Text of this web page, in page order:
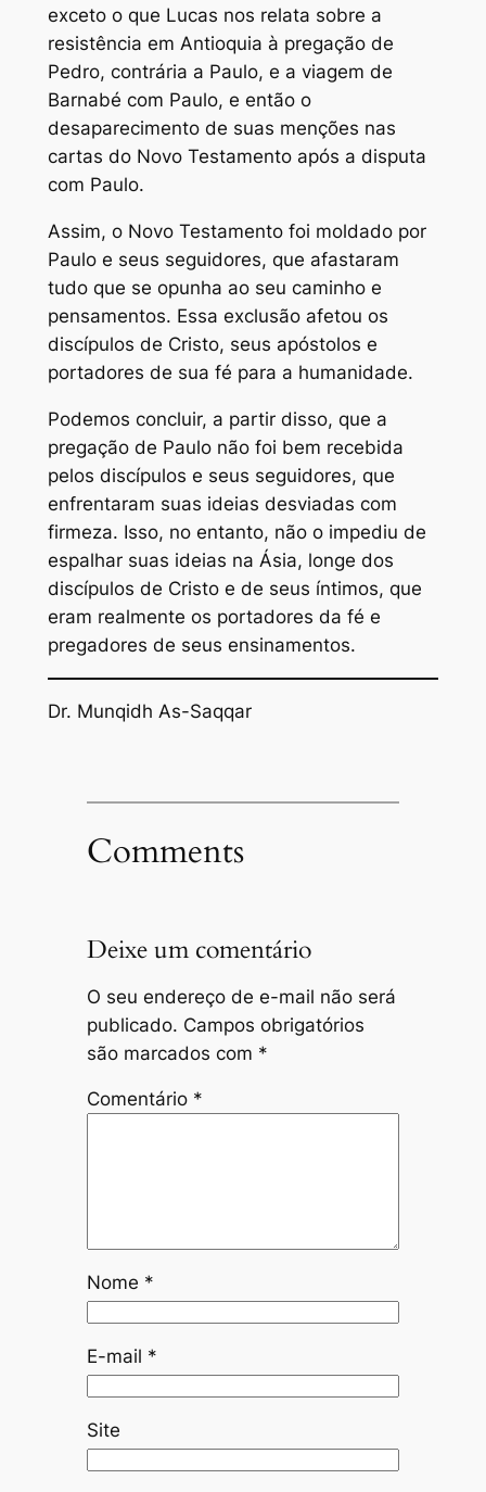
exceto o que Lucas nos relata sobre a
resistência em Antioquia à pregação de
Pedro, contrária a Paulo, e a viagem de
Barnabé com Paulo, e então o
desaparecimento de suas menções nas
cartas do Novo Testamento após a disputa
com Paulo.
Assim, o Novo Testamento foi moldado por
Paulo e seus seguidores, que afastaram
tudo que se opunha ao seu caminho e
pensamentos. Essa exclusão afetou os
discípulos de Cristo, seus apóstolos e
portadores de sua fé para a humanidade.
Podemos concluir, a partir disso, que a
pregação de Paulo não foi bem recebida
pelos discípulos e seus seguidores, que
enfrentaram suas ideias desviadas com
firmeza. Isso, no entanto, não o impediu de
espalhar suas ideias na Ásia, longe dos
discípulos de Cristo e de seus íntimos, que
eram realmente os portadores da fé e
pregadores de seus ensinamentos.
Dr. Munqidh As-Saqqar
Comments
Deixe um comentário
O seu endereço de e-mail não será
publicado. Campos obrigatórios
são marcados com *
Comentário *
Nome *
E-mail *
Site